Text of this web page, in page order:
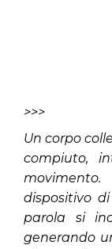
>>>
Un corpo
compiuto,
dispositivo
parola si
generando